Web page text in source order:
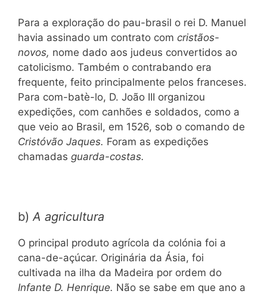
Para a exploração do pau-brasil o rei D. Manuel
havia assinado um contrato com cristãos-
novos, nome dado aos judeus convertidos ao
catolicismo. Também o contrabando era
frequente, feito principalmente pelos franceses.
Para com-batè-lo, D. João III organizou
expedições, com canhões e soldados, como a
que veio ao Brasil, em 1526, sob o comando de
Cristóvão Jaques. Foram as expedições
chamadas guarda-costas.
b) A agricultura
O principal produto agrícola da colónia foi a
cana-de-açúcar. Originária da Ásia, foi
cultivada na ilha da Madeira por ordem do
Infante D. Henrique. Não se sabe em que ano a